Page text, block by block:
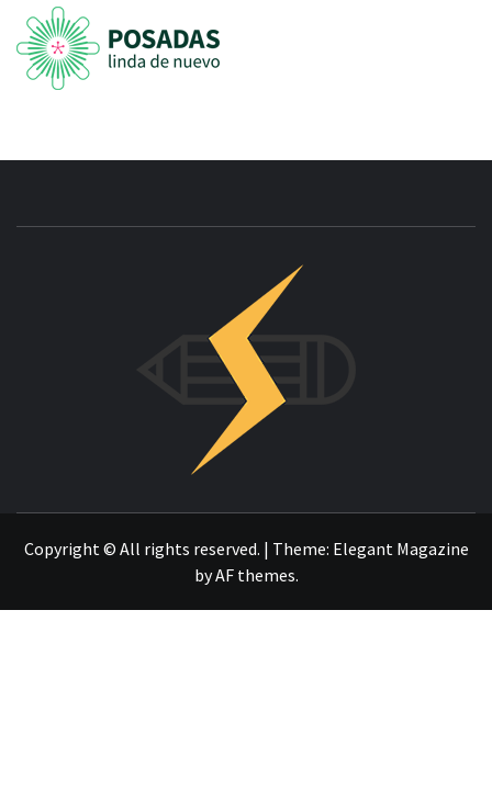
Copyright © All rights reserved. | Theme: Elegant Magazine
byAF themes.